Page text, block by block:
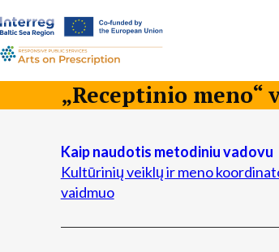
a- a+ „Receptinio meno“
Kaip naudotis metodiniu vadovu
Kultūrinių veiklų ir meno
vaidmuo